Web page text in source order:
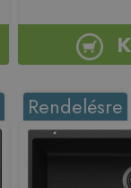
Rendelésre